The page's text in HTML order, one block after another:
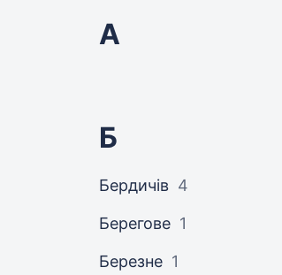
А
Б
Бердичів 4
Берегове 1
Березне 1